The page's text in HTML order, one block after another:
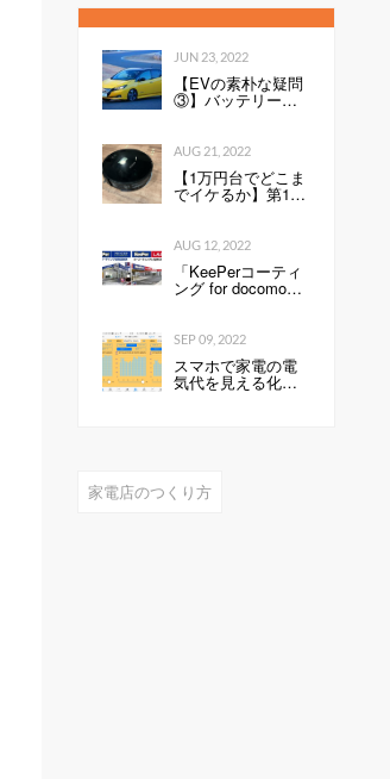
JUN 23, 2022
【EVの素朴な疑問
③】バッテリーの
性能を表すkWh
何が良いのか。Ah
との違いは？ -
Webモーターマガ
ジン
AUG 21, 2022
【1万円台でどこま
でイケるか】第1
回：ルンバみたい
きロボット掃除機
（19800円）」の性
能は…
AUG 12, 2022
「KeePerコーティ
ング for docomo
select」発売開始の
コモショップで、
スマートフォンに
KeePerコーティン
グを行います 企業
SEP 09, 2022
スマホで家電の電
気代を見える化し
て分かったこと：
家電店のつくり方